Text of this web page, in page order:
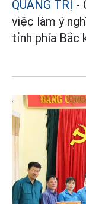
QUẢNG TRỊ -
việc làm ý
tỉnh phía Bắc